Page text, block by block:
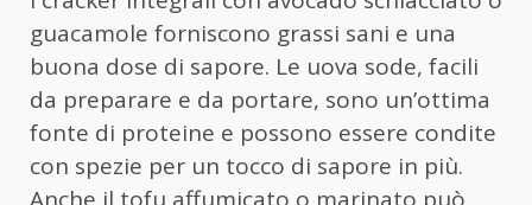
guacamole forniscono grassi sani e una
buona dose di sapore. Le uova sode, facili
da preparare e da portare, sono un’ottima
fonte di proteine e possono essere condite
con spezie per un tocco di sapore in più.
Anche il tofu affumicato o marinato può